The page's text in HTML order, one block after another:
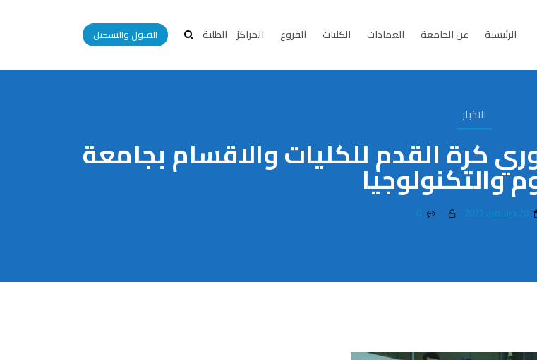
الرئيسية عن الجامعة العمادات الكليات الفروع المراكز الطلبة القبول والتسجيل
الاخبار
كرة القدم للكليات والاقسام بجامعة
والتكنولوجيا
0